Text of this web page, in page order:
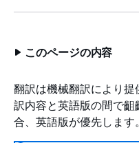
このページの内容
翻訳は機械翻訳により
訳内容と英語版の間で
合、英語版が優先します。